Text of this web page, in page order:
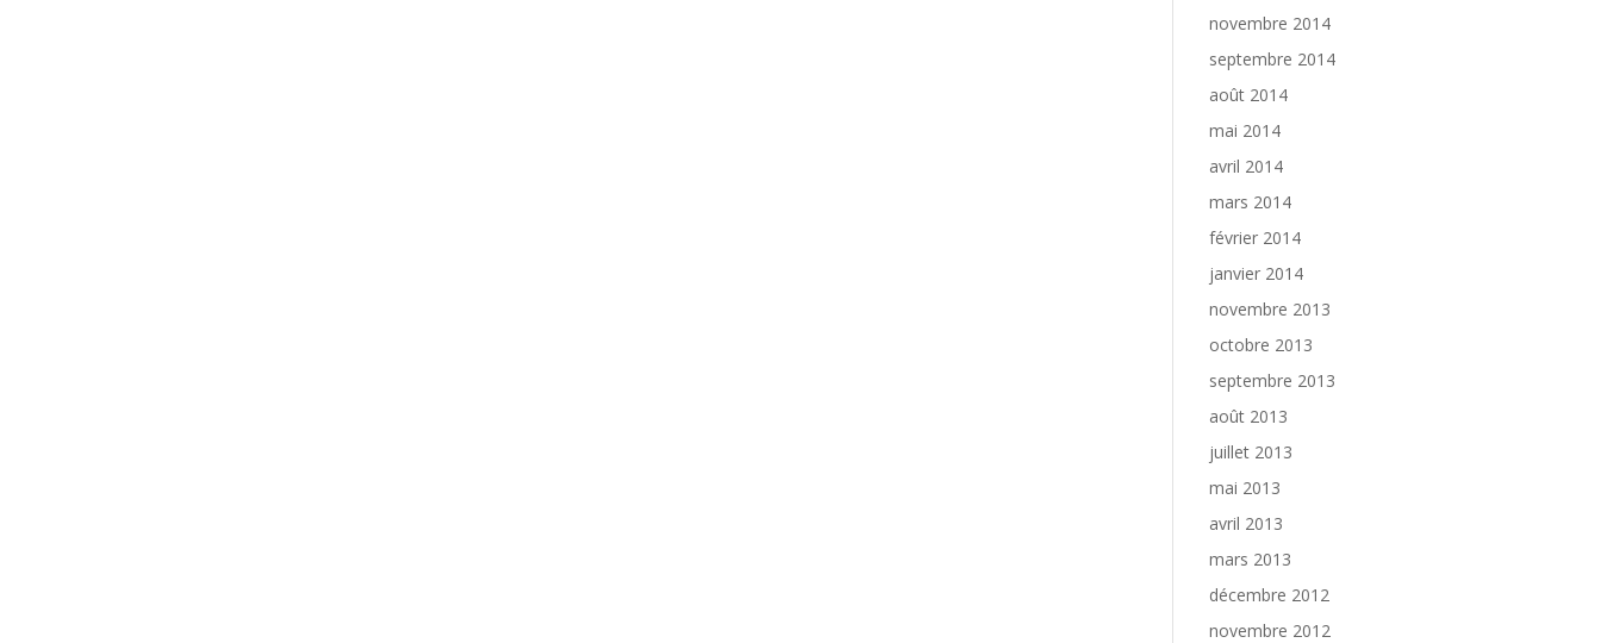
novembre 2014
septembre 2014
août 2014
mai 2014
avril 2014
mars 2014
février 2014
janvier 2014
novembre 2013
octobre 2013
septembre 2013
août 2013
juillet 2013
mai 2013
avril 2013
mars 2013
décembre 2012
novembre 2012